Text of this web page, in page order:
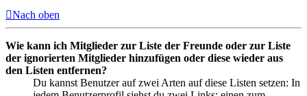
Nach oben
Wie kann ich Mitglieder zur Liste der Freunde oder zur Liste
der ignorierten Mitglieder hinzufügen oder diese wieder aus
den Listen entfernen?
Du kannst Benutzer auf zwei Arten auf diese Listen setzen: In